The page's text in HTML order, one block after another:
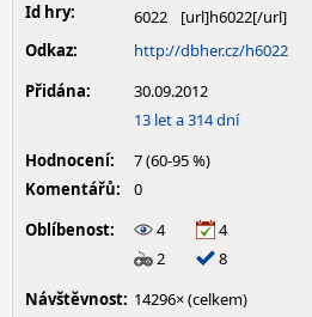
Id hry:
6022
Odkaz:
http://dbher.cz/h6022
Přidána:
30.09.2012
13 let a 314 dní
Hodnocení:
7 (60-95 %)
Komentářů:
0
Oblíbenost:
4
4
2
8
Návštěvnost: 14296× (celkem)